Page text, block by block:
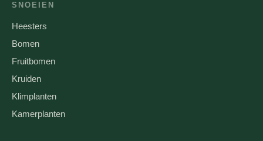
SNOEIEN
Heesters
Bomen
Fruitbomen
Kruiden
Klimplanten
Kamerplanten